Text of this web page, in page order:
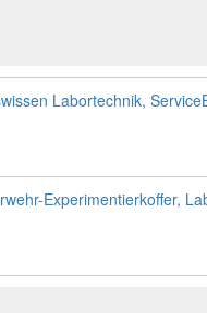
Labortechnik,
Experimentierkoffer,